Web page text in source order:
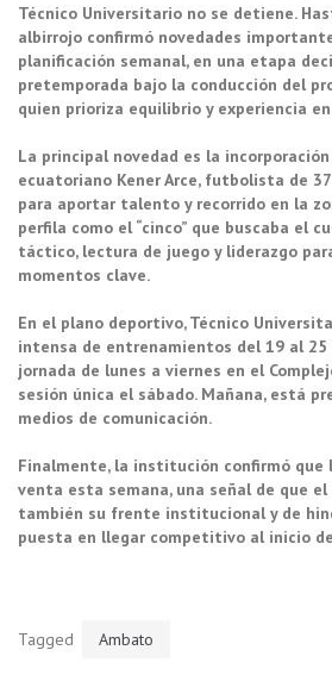
Técnico Universitario no se detiene.
albirrojo confirmó novedades
planificación semanal, en una etapa
pretemporada bajo la conducción del
quien prioriza equilibrio y experiencia
La principal novedad es la
ecuatoriano Kener Arce, futbolista de
para aportar talento y recorrido en la
perfila como el “cinco” que buscaba el
táctico, lectura de juego y liderazgo
momentos clave.
En el plano deportivo, Técnico
intensa de entrenamientos del 19 al 25
jornada de lunes a viernes en el
sesión única el sábado. Mañana, está
medios de comunicación.
Finalmente, la institución confirmó que
venta esta semana, una señal de que
también su frente institucional y de
puesta en llegar competitivo al inicio
Tagged Ambato